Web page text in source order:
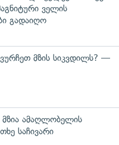
ველის
გადაიღო
მზის სიკვდილს? —
მზია ამაღლობელის
საჩივარი